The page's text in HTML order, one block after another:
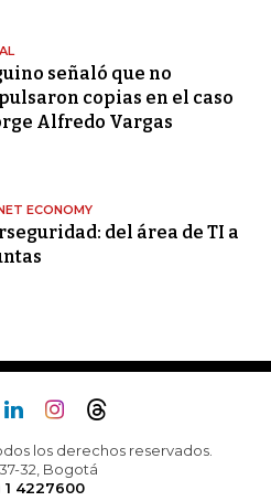
señaló que no
copias en el caso
Alfredo Vargas
ECONOMY
del área de TI a
los derechos reservados.
37-32, Bogotá
1 4227600